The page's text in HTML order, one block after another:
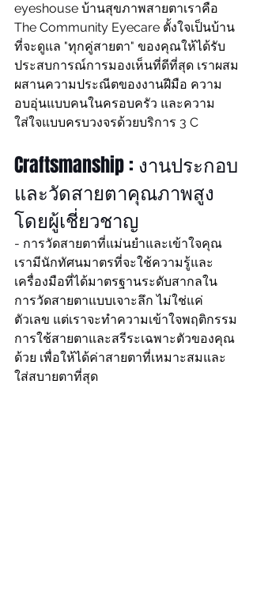
eyeshouse บ้านสุขภาพสายตาเราคือ
The Community Eyecare ตั้งใจเป็นบ้าน
ที่จะดูแล "ทุกคู่สายตา" ของคุณให้ได้รับ
ประสบการณ์การมองเห็นที่ดีที่สุด เราผสม
ผสานความประณีตของงานฝีมือ ความ
อบอุ่นแบบคนในครอบครัว และความ
ใส่ใจแบบครบวงจรด้วยบริการ 3 C
Craftsmanship : งานประกอบ
และวัดสายตาคุณภาพสูง
โดยผู้เชี่ยวชาญ
- การวัดสายตาที่แม่นยำและเข้าใจคุณ
เรามีนักทัศนมาตรที่จะใช้ความรู้และ
เครื่องมือที่ได้มาตรฐานระดับสากลใน
การวัดสายตาแบบเจาะลึก ไม่ใช่แค่
ตัวเลข แต่เราจะทำความเข้าใจพฤติกรรม
การใช้สายตาและสรีระเฉพาะตัวของคุณ
ด้วย เพื่อให้ได้ค่าสายตาที่เหมาะสมและ
ใส่สบายตาที่สุด